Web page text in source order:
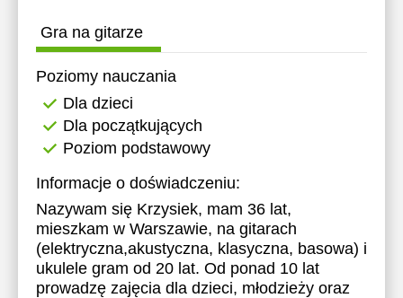
Gra na gitarze
Poziomy nauczania
Dla dzieci
Dla początkujących
Poziom podstawowy
Informacje o doświadczeniu:
Nazywam się Krzysiek, mam 36 lat,
mieszkam w Warszawie, na gitarach
(elektryczna,akustyczna, klasyczna, basowa) i
ukulele gram od 20 lat. Od ponad 10 lat
prowadzę zajęcia dla dzieci, młodzieży oraz